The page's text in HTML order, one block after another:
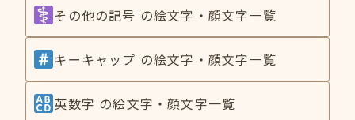
その他の記号 の絵文字・顔文字一覧
キーキャップ の絵文字・顔文字一覧
英数字 の絵文字・顔文字一覧